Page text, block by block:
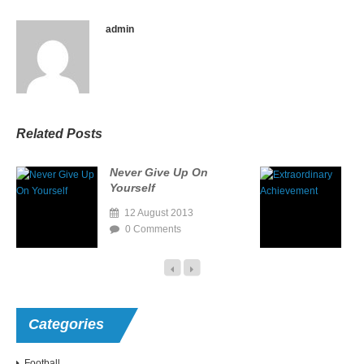
admin
Related Posts
Never Give Up On
Yourself
12 August 2013
0 Comments
Categories